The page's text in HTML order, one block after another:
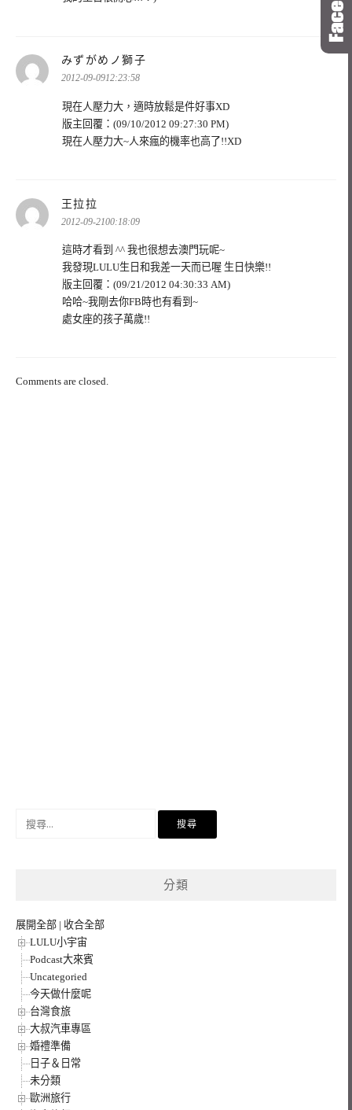
みずがめノ獅子
2012-09-0912:23:58
現在人壓力大，適時放鬆是件好事XD
版主回覆：(09/10/2012 09:27:30 PM)
現在人壓力大~人來瘋的機率也高了!!XD
王拉拉
示:
2012-09-2100:18:09
這時才看到 ^^ 我也很想去澳門玩呢~
我發現LULU生日和我差一天而已喔 生日快樂!!
版主回覆：(09/21/2012 04:30:33 AM)
哈哈~我剛去你FB時也有看到~
處女座的孩子萬歲!!
Comments are closed.
分類
展開全部 | 收合全部
LULU小宇宙
Podcast大來賓
Uncategoried
今天做什麼呢
台灣食旅
大叔汽車專區
婚禮準備
日子＆日常
未分類
歐洲旅行